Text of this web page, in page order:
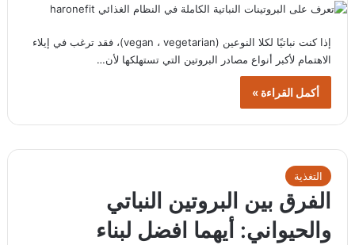
إذا كنت نباتيًا لكلا النوعين (vegan ، vegetarian)، فقد ترغب في إيلاء
الاهتمام لأكبر أنواع مصادر البروتين التي تستهلكها لأن…
أكمل القراءة »
التغذية
الفرق بين البروتين النباتي
والحيواني: أيهما افضل لبناء